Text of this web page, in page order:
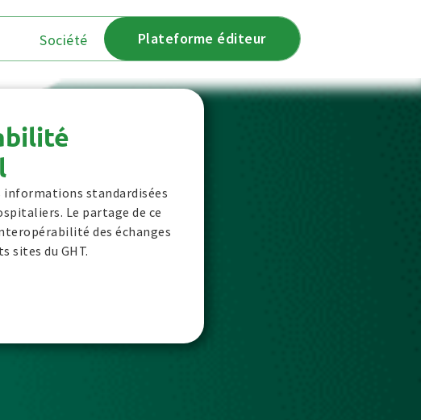
Société Plateforme éditeur
standardisées
Le partage de ce
des échanges
sites du GHT.